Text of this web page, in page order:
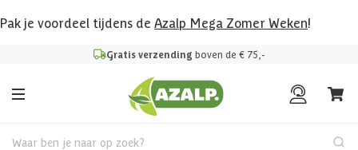
Pak je voordeel tijdens de Azalp Mega Zomer Weken!
Gratis verzending boven de € 75,-
Waar ben je naar op zoek?